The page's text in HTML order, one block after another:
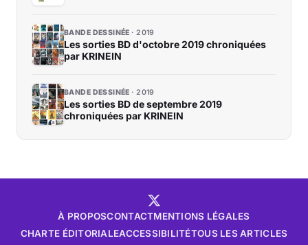
BANDE DESSINÉE 2019
Les sorties BD d'octobre 2019 chroniquées
par KRINEIN
BANDE DESSINÉE 2019
Les sorties BD de septembre 2019
chroniquées par KRINEIN
À PROPOSCONTACTMENTIONS LÉGALES
CHARTE ÉDITORIALEACCESSIBILITÉTOUS LES ARTICLES